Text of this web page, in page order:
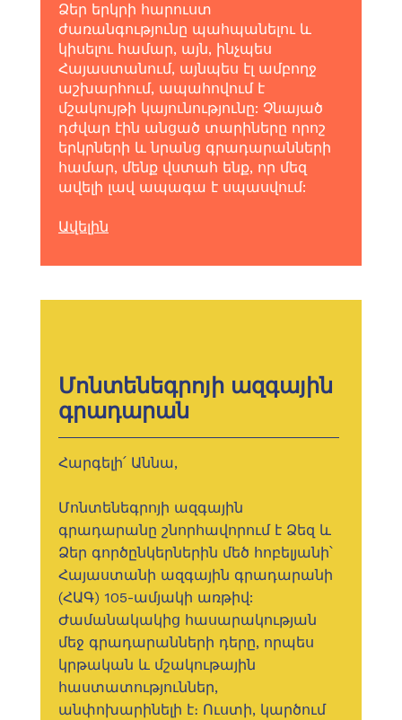
Ձեր երկրի հարուստ
ժառանգությունը պահպանելու և
կիսելու համար, այն, ինչպես
Հայաստանում, այնպես էլ ամբողջ
աշխարհում, ապահովում է
մշակույթի կայունությունը: Չնայած
դժվար էին անցած տարիները որոշ
երկրների և նրանց գրադարանների
համար, մենք վստահ ենք, որ մեզ
ավելի լավ ապագա է սպասվում:
Ավելին
Մոնտենեգրոյի ազգային
գրադարան
Հարգելի՛ Աննա,
Մոնտենեգրոյի ազգային
գրադարանը շնորհավորում է Ձեզ և
Ձեր գործընկերներին մեծ հոբելյանի՝
Հայաստանի ազգային գրադարանի
(ՀԱԳ) 105-ամյակի առթիվ:
Ժամանակակից հասարակության
մեջ գրադարանների դերը, որպես
կրթական և մշակութային
հաստատություններ,
անփոխարինելի է։ Ուստի, կարծում